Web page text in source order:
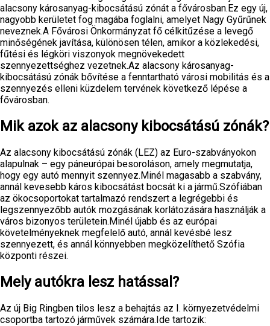
alacsony károsanyag-kibocsátású zónát a fővárosban.Ez egy új,
nagyobb kerületet fog magába foglalni, amelyet Nagy Gyűrűnek
neveznek.A Fővárosi Önkormányzat fő célkitűzése a levegő
minőségének javítása, különösen télen, amikor a közlekedési,
fűtési és légköri viszonyok megnövekedett
szennyezettséghez vezetnek.Az alacsony károsanyag-
kibocsátású zónák bővítése a fenntartható városi mobilitás és a
szennyezés elleni küzdelem tervének következő lépése a
fővárosban.
Mik azok az alacsony kibocsátású zónák?
Az alacsony kibocsátású zónák (LEZ) az Euro-szabványokon
alapulnak – egy páneurópai besoroláson, amely megmutatja,
hogy egy autó mennyit szennyez.Minél magasabb a szabvány,
annál kevesebb káros kibocsátást bocsát ki a jármű.Szófiában
az ökocsoportokat tartalmazó rendszert a legrégebbi és
legszennyezőbb autók mozgásának korlátozására használják a
város bizonyos területein.Minél újabb és az európai
követelményeknek megfelelő autó, annál kevésbé lesz
szennyezett, és annál könnyebben megközelíthető Szófia
központi részei.
Mely autókra lesz hatással?
Az új Big Ringben tilos lesz a behajtás az I. környezetvédelmi
csoportba tartozó járművek számára.Ide tartozik: